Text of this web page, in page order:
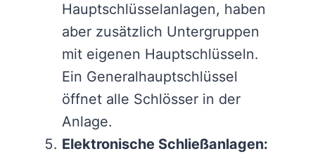
Hauptschlüsselanlagen, haben
aber zusätzlich Untergruppen
mit eigenen Hauptschlüsseln.
Ein Generalhauptschlüssel
öffnet alle Schlösser in der
Anlage.
Elektronische Schließanlagen: